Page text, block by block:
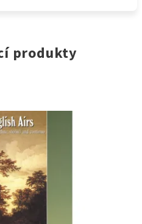
produkty